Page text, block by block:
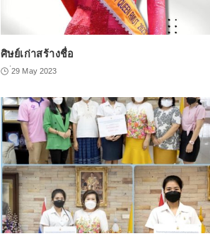
ศิษย์เก่าสร้างชื่อ
่29 May 2023